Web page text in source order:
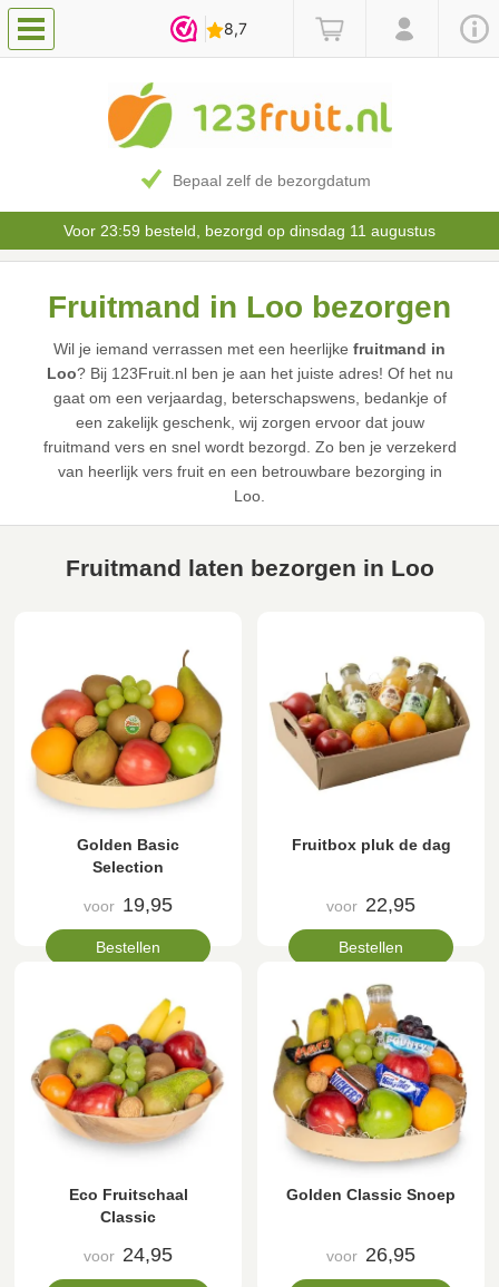
Bepaal zelf de bezorgdatum
Voor 23:59 besteld, bezorgd op dinsdag 11 augustus
Fruitmand in Loo bezorgen
Wil je iemand verrassen met een heerlijke fruitmand in
Loo? Bij 123Fruit.nl ben je aan het juiste adres! Of het nu
gaat om een verjaardag, beterschapswens, bedankje of
een zakelijk geschenk, wij zorgen ervoor dat jouw
fruitmand vers en snel wordt bezorgd. Zo ben je verzekerd
van heerlijk vers fruit en een betrouwbare bezorging in
Loo.
Fruitmand laten bezorgen in Loo
Golden Basic
Selection
voor 19,95
Bestellen
Fruitbox pluk de dag
voor 22,95
Bestellen
Eco Fruitschaal
Classic
voor 24,95
Golden Classic Snoep
voor 26,95